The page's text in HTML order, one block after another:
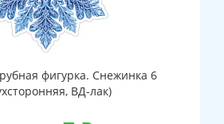
фигурка. Снежинка 6
ВД-лак)